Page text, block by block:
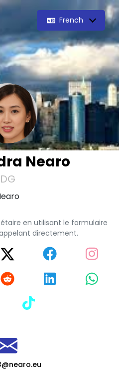
French
Nearo
DG
en utilisant le formulaire
directement.